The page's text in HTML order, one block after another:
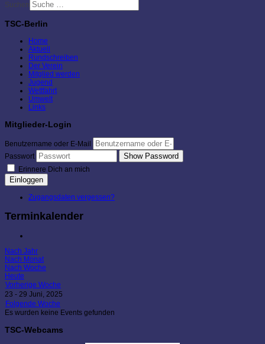
Suchen
TSC-Berlin
Home
Aktuell
Rundschreiben
Der Verein
Mitglied werden
Jugend
Wettfahrt
Umwelt
Links
Mitglieder-Login
Benutzername oder E-Mail
Passwort
Show Password
Erinnere Dich an mich
Einloggen
Zugangsdaten vergessen?
Terminkalender
Nach Jahr
Nach Monat
Nach Woche
Heute
Vorherige Woche
23 - 29 Juni, 2025
Folgende Woche
Es wurden keine Events gefunden
TSC-Webcams